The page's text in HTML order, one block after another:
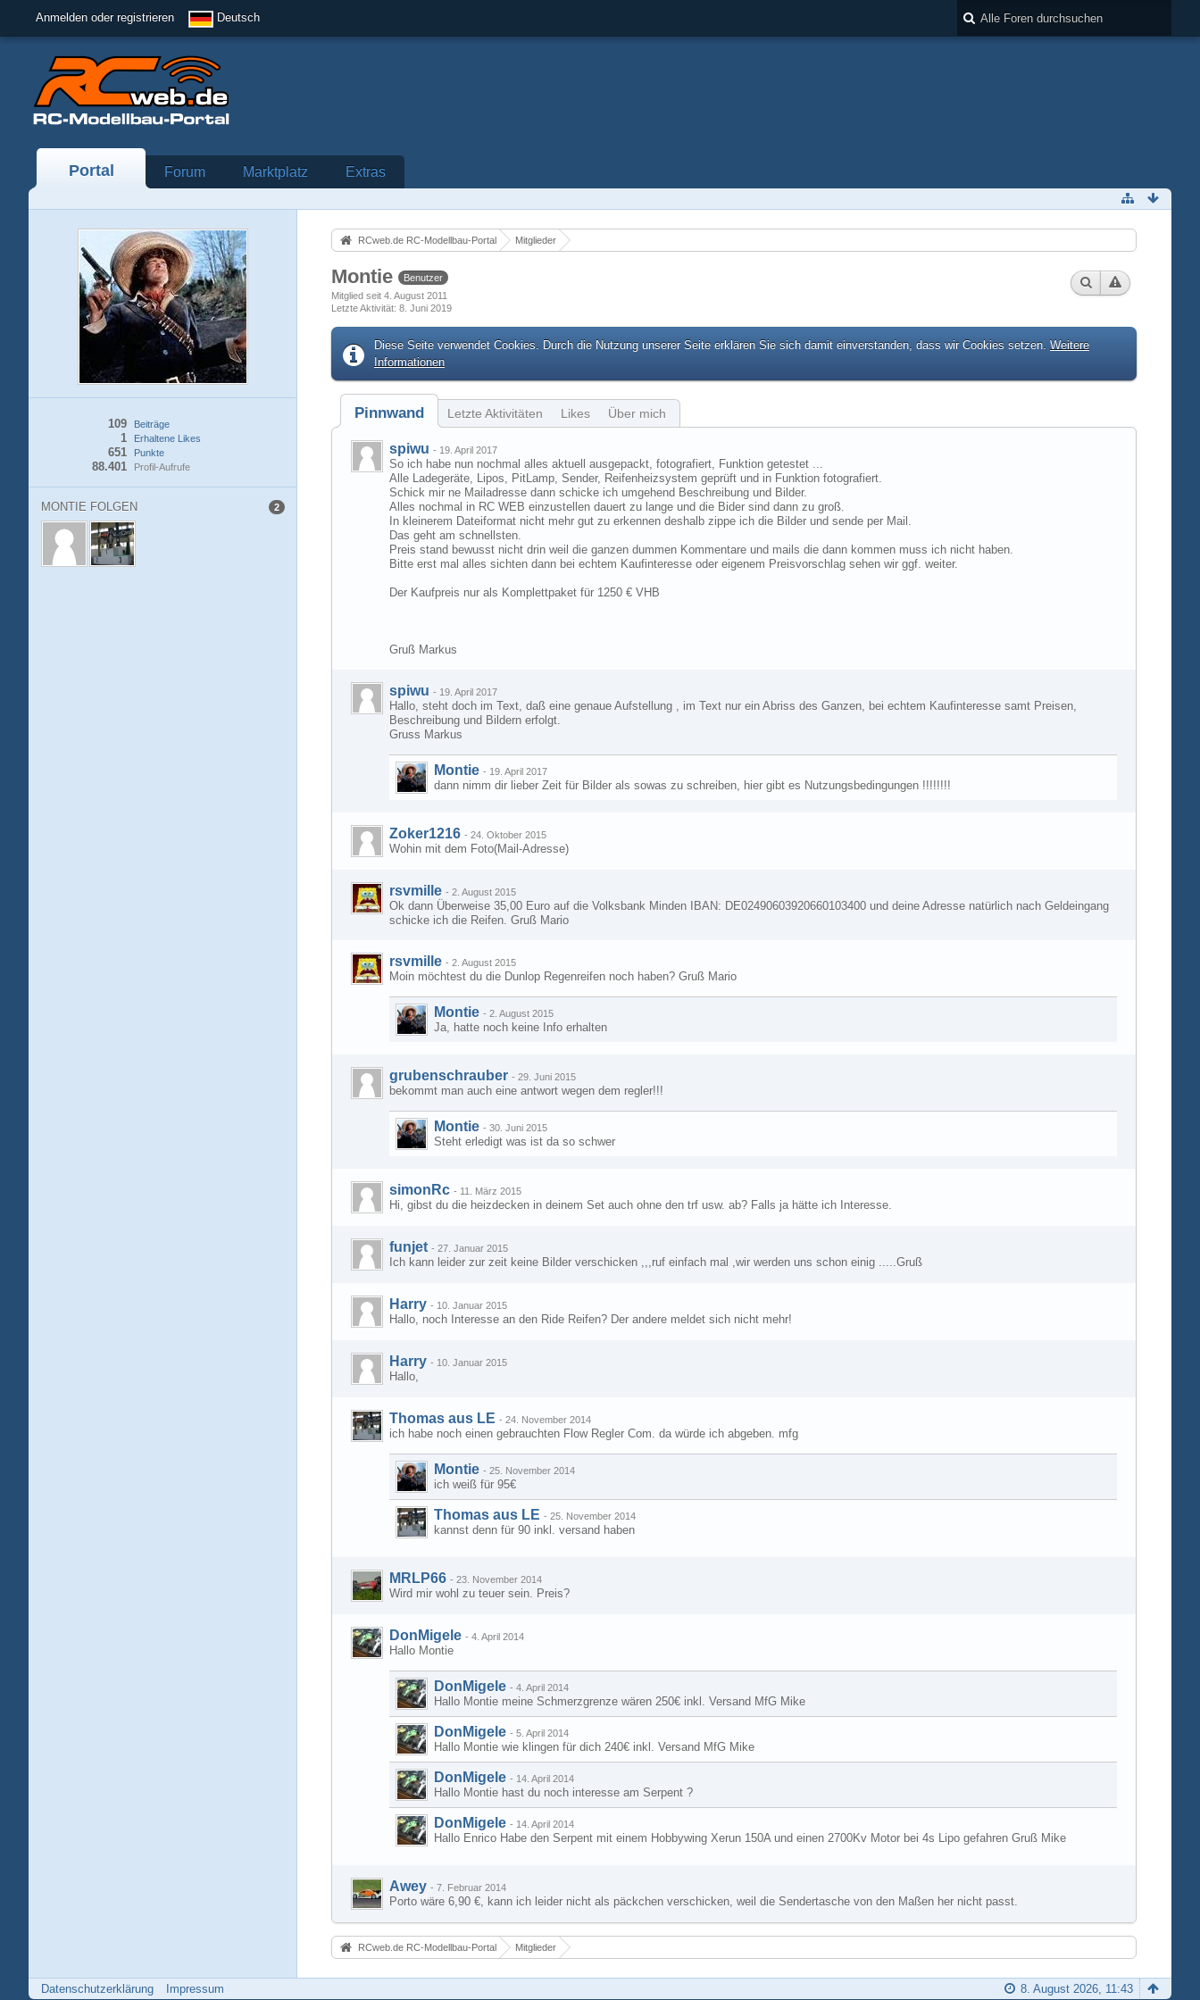
Anmelden oder registrieren Deutsch
Portal Forum Marktplatz Extras
Beiträge
109
Erhaltene Likes
1
Punkte
651
Profil-Aufrufe
88.401
MONTIE FOLGEN 2
RCweb.de RC-Modellbau-Portal Mitglieder
Montie
Benutzer
Mitglied seit 4. August 2011
Letzte Aktivität 8. Juni 2019
Diese Seite verwendet Cookies. Durch die Nutzung unserer Seite erklären Sie sich damit einverstanden, dass wir Cookies setzen. Weitere
Informationen
Pinnwand Letzte Aktivitäten Likes Über mich
spiwu - 19. April 2017
So ich habe nun nochmal alles aktuell ausgepackt, fotografiert, Funktion getestet ...
Alle Ladegeräte, Lipos, PitLamp, Sender, Reifenheizsystem geprüft und in Funktion fotografiert.
Schick mir ne Mailadresse dann schicke ich umgehend Beschreibung und Bilder.
Alles nochmal in RC WEB einzustellen dauert zu lange und die Bider sind dann zu groß.
In kleinerem Dateiformat nicht mehr gut zu erkennen deshalb zippe ich die Bilder und sende per Mail.
Das geht am schnellsten.
Preis stand bewusst nicht drin weil die ganzen dummen Kommentare und mails die dann kommen muss ich nicht haben.
Bitte erst mal alles sichten dann bei echtem Kaufinteresse oder eigenem Preisvorschlag sehen wir ggf. weiter.
Der Kaufpreis nur als Komplettpaket für 1250 € VHB
Gruß Markus
spiwu - 19. April 2017
Hallo, steht doch im Text, daß eine genaue Aufstellung , im Text nur ein Abriss des Ganzen, bei echtem Kaufinteresse samt Preisen,
Beschreibung und Bildern erfolgt.
Gruss Markus
Montie - 19. April 2017
dann nimm dir lieber Zeit für Bilder als sowas zu schreiben, hier gibt es Nutzungsbedingungen !!!!!!!!
Zoker1216 - 24. Oktober 2015
Wohin mit dem Foto(Mail-Adresse)
rsvmille - 2. August 2015
Ok dann Überweise 35,00 Euro auf die Volksbank Minden IBAN: DE02490603920660103400 und deine Adresse natürlich nach Geldeingang
schicke ich die Reifen. Gruß Mario
rsvmille - 2. August 2015
Moin möchtest du die Dunlop Regenreifen noch haben? Gruß Mario
Montie - 2. August 2015
Ja, hatte noch keine Info erhalten
grubenschrauber - 29. Juni 2015
bekommt man auch eine antwort wegen dem regler!!!
Montie - 30. Juni 2015
Steht erledigt was ist da so schwer
simonRc - 11. März 2015
Hi, gibst du die heizdecken in deinem Set auch ohne den trf usw. ab? Falls ja hätte ich Interesse.
funjet - 27. Januar 2015
Ich kann leider zur zeit keine Bilder verschicken ,,,ruf einfach mal ,wir werden uns schon einig .....Gruß
Harry - 10. Januar 2015
Hallo, noch Interesse an den Ride Reifen? Der andere meldet sich nicht mehr!
Harry - 10. Januar 2015
Hallo,
Thomas aus LE - 24. November 2014
ich habe noch einen gebrauchten Flow Regler Com. da würde ich abgeben. mfg
Montie - 25. November 2014
ich weiß für 95€
Thomas aus LE - 25. November 2014
kannst denn für 90 inkl. versand haben
MRLP66 - 23. November 2014
Wird mir wohl zu teuer sein. Preis?
DonMigele - 4. April 2014
Hallo Montie
DonMigele - 4. April 2014
Hallo Montie meine Schmerzgrenze wären 250€ inkl. Versand MfG Mike
DonMigele - 5. April 2014
Hallo Montie wie klingen für dich 240€ inkl. Versand MfG Mike
DonMigele - 14. April 2014
Hallo Montie hast du noch interesse am Serpent ?
DonMigele - 14. April 2014
Hallo Enrico Habe den Serpent mit einem Hobbywing Xerun 150A und einen 2700Kv Motor bei 4s Lipo gefahren Gruß Mike
Awey - 7. Februar 2014
Porto wäre 6,90 €, kann ich leider nicht als päckchen verschicken, weil die Sendertasche von den Maßen her nicht passt.
RCweb.de RC-Modellbau-Portal Mitglieder
Datenschutzerklärung Impressum 8. August 2026, 11:43